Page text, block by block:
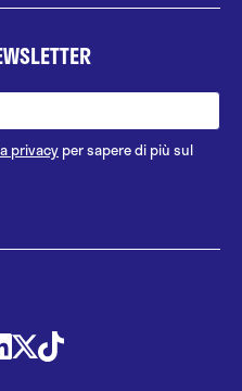
privacy per sapere di più sul